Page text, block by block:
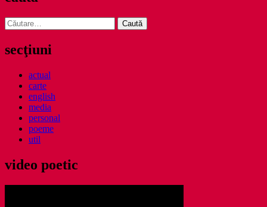
Caută
după:
secţiuni
actual
carte
english
media
personal
poeme
util
video poetic